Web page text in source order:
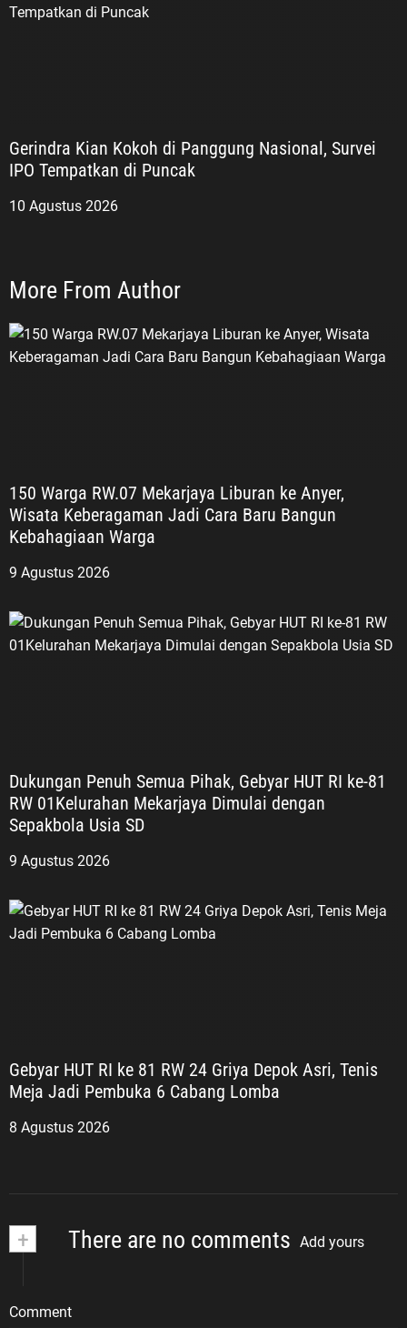
Gerindra Kian Kokoh di Panggung Nasional, Survei
IPO Tempatkan di Puncak
10 Agustus 2026
More From Author
150 Warga RW.07 Mekarjaya Liburan ke Anyer,
Wisata Keberagaman Jadi Cara Baru Bangun
Kebahagiaan Warga
9 Agustus 2026
Dukungan Penuh Semua Pihak, Gebyar HUT RI ke-81
RW 01Kelurahan Mekarjaya Dimulai dengan
Sepakbola Usia SD
9 Agustus 2026
Gebyar HUT RI ke 81 RW 24 Griya Depok Asri, Tenis
Meja Jadi Pembuka 6 Cabang Lomba
8 Agustus 2026
+ There are no comments Add yours
Comment